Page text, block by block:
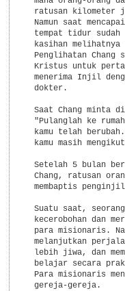
ratusan kilometer
Namun saat
tempat tidur sudah
kasihan melihatnya
Penglihatan Chang
Kristus untuk
menerima Injil
  dokter.
Saat Chang minta
"Pulanglah ke
kamu telah
kamu masih
Setelah 5 bulan
Chang, ratusan
membaptis
Suatu saat,
kecerobohan dan
para misionaris.
melanjutkan
lebih jiwa, dan
belajar secara
Para misionaris
  gereja-gereja.